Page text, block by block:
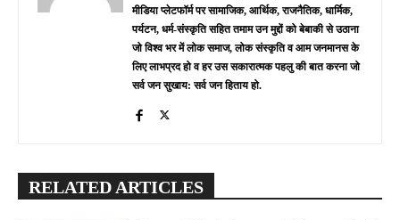
मीडिया प्लेटफॉर्म पर सामाजिक, आर्थिक, राजनैतिक, धार्मिक,
पर्यटन, धर्म-संस्कृति सहित तमाम उन मुद्दों को बेबाकी से उठाना
जो विश्व भर में लोक समाज, लोक संस्कृति व आम जनमानस के
लिए लाभप्रद हो व हर उस सकारात्मक पहलु की बात करना जो
सर्व जन सुखाय: सर्व जन हिताय हो.
RELATED ARTICLES